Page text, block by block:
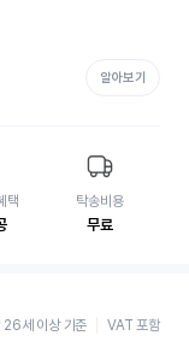
알아보기
택 탁송비용
무료
26세 이상 기준 VAT 포함